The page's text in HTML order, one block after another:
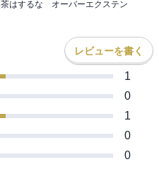
はするな オーバーエクステン
レビューを書く
1
0
1
0
0